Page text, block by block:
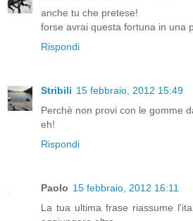
anche tu che pretese!
forse avrai questa fortuna in una
Rispondi
Stribili 15 febbraio, 2012 15:49
Perchè non provi con le gomme
eh!
Rispondi
Paolo 15 febbraio, 2012 16:11
La tua ultima frase riassume